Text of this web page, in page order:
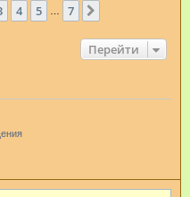
из
4 5 7
Перейти